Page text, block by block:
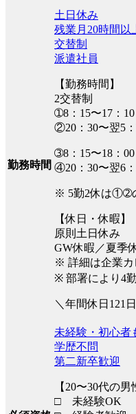
勤務時間
土日休み
残業月20時間以
交替制
派遣社員
【勤務時間】
2交替制
➀8：15〜17：10
②20：30〜翌5
➂8：15〜18：00
④20：30〜翌6
※ 5勤2休は①➁
【休日・休暇】
原則土日休み
GW休暇／夏季
※ 詳細は企業カ
※ 部署により4
＼年間休日121
未経験・初心者
学歴不問
第二新卒歓迎
【20〜30代の男
□ 未経験OK